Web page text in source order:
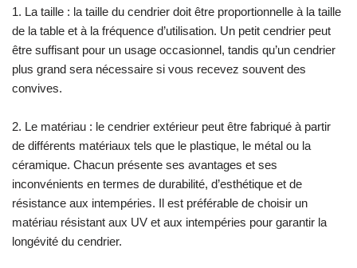
les normes de sécurité EN 71,
afin de garantir un plaisir de
jouer en toute sécurité. * Table
de sable et de puériculture
multifonctionnelle. * Toile de sol
100 kg de sable (non inclus). *
Poids maximal : 100 kg. * FSC
de forêts gérées durablement. *
Le hemlock ne se fend pas et est
naturellement résistant aux
influences météorologiques
1. La taille : la taille du cendrier doit être proportionnelle à la taille
de la table et à la fréquence d’utilisation. Un petit cendrier peut
être suffisant pour un usage occasionnel, tandis qu’un cendrier
plus grand sera nécessaire si vous recevez souvent des
convives.
2. Le matériau : le cendrier extérieur peut être fabriqué à partir
de différents matériaux tels que le plastique, le métal ou la
céramique. Chacun présente ses avantages et ses
inconvénients en termes de durabilité, d’esthétique et de
résistance aux intempéries. Il est préférable de choisir un
matériau résistant aux UV et aux intempéries pour garantir la
longévité du cendrier.